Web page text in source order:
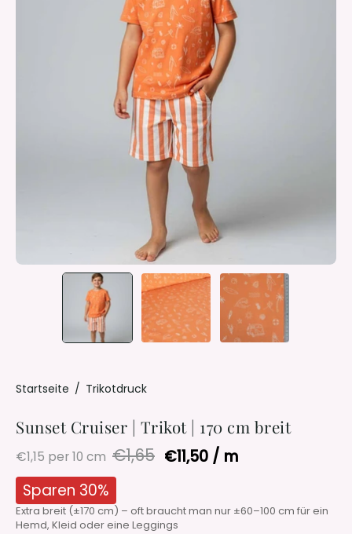
Startseite / Trikotdruck
Sunset Cruiser | Trikot | 170 cm breit
€1,15 per 10 cm €1,65 Stückpreis
€11,50 / pro
m
Sparen 30%
Extra breit (±170 cm) – oft braucht man nur ±60–100 cm für ein
Hemd, Kleid oder eine Leggings